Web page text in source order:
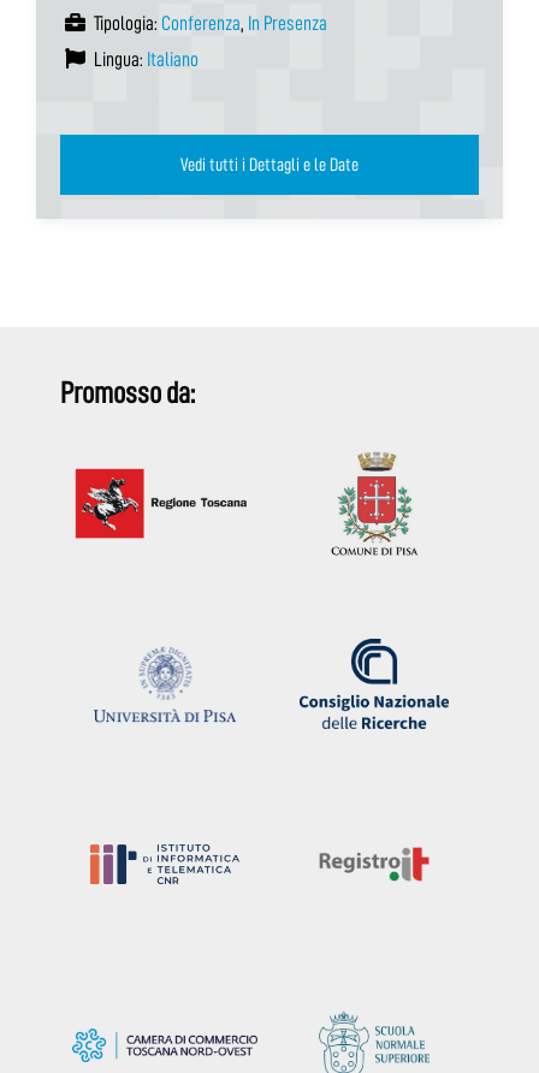
Tipologia: Conferenza, In Presenza
Lingua: Italiano
Vedi tutti i Dettagli e le Date
Promosso da: